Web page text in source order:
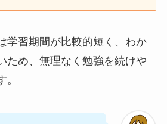
学習期間が比較的短く、わか
ため、無理なく勉強を続けや